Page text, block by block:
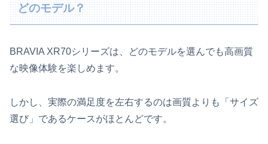
どのモデル？
BRAVIA XR70シリーズは、どのモデルを選んでも高画質
な映像体験を楽しめます。
しかし、実際の満足度を左右するのは画質よりも「サイズ
選び」であるケースがほとんどです。